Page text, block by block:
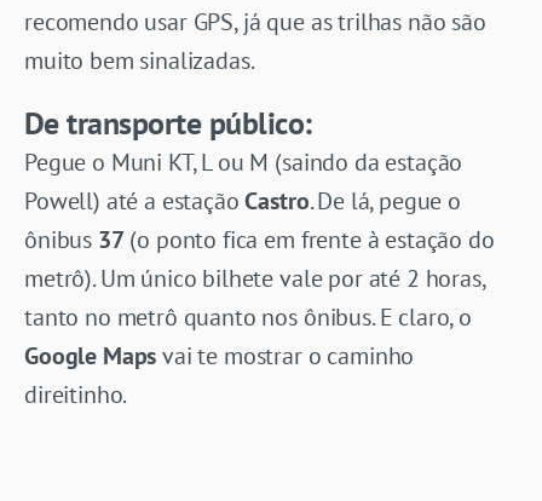
recomendo usar GPS, já que as trilhas não são
muito bem sinalizadas.
De transporte público:
Pegue o Muni KT, L ou M (saindo da estação
Powell) até a estaçãoCastro. De lá, pegue o
ônibus 37(o ponto fica em frente à estação do
metrô). Um único bilhete vale por até 2 horas,
tanto no metrô quanto nos ônibus. E claro, o
Google Mapsvai te mostrar o caminho
direitinho.